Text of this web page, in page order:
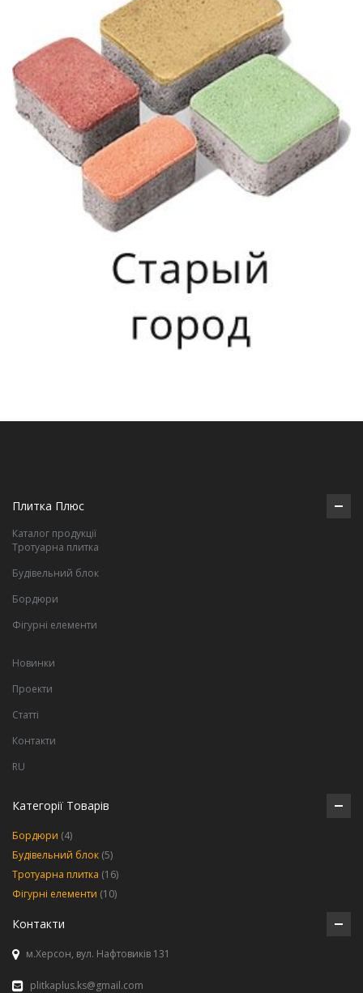
Плитка Плюс
Каталог продукції
Тротуарна плитка
Будівельний блок
Бордюри
Фігурні елементи
Новинки
Проекти
Статті
Контакти
RU
Категорії Товарів
Бордюри (4)
Будівельний блок (5)
Тротуарна плитка (16)
Фігурні елементи (10)
Контакти
м.Херсон, вул. Нафтовиків 131
plitkaplus.ks@gmail.com